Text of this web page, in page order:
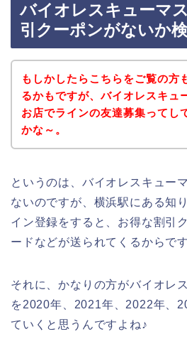
バイオレスキューマ
引クーポンがないか
もしかしたらこちらをご覧の方
るかもですが、バイオレスキュ
お店でラインの友達募集ってし
かな～。
というのは、バイオレスキュー
ないのですが、横浜駅にある知
イン登録をすると、お得な割引
ードなどが送られてくるからです
それに、かなりの方がバイオレ
を2020年、2021年、2022年、
ていくと思うんですよね♪